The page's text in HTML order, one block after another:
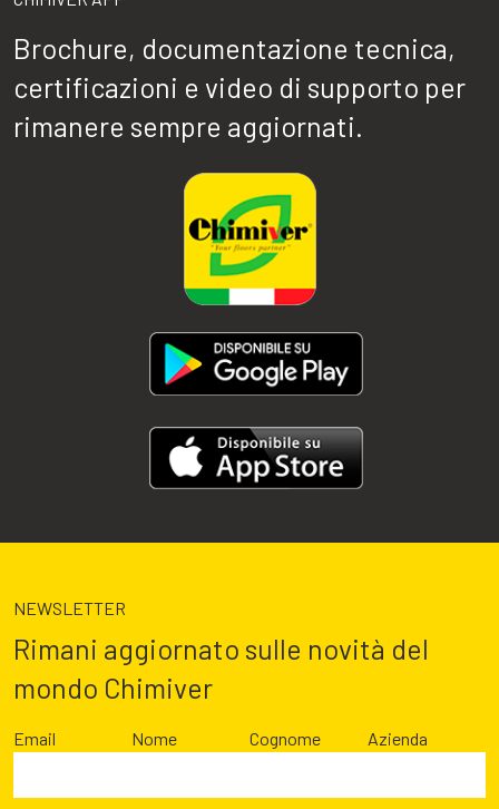
Brochure, documentazione tecnica,
certificazioni e video di supporto per
rimanere sempre aggiornati.
NEWSLETTER
Rimani aggiornato sulle novità del
mondo Chimiver
Email Nome Cognome Azienda